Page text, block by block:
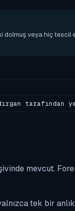
veya hiç
mevcut.
tek bir